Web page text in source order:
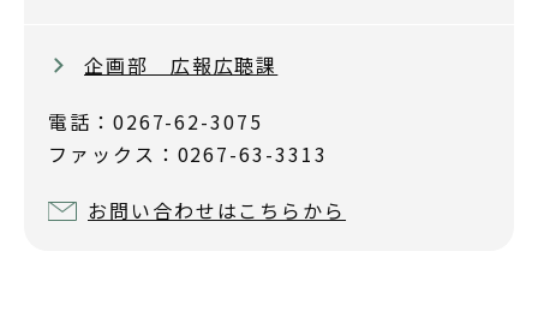
企画部 広報広聴課
電話：0267-62-3075
ファックス：0267-63-3313
お問い合わせはこちらから